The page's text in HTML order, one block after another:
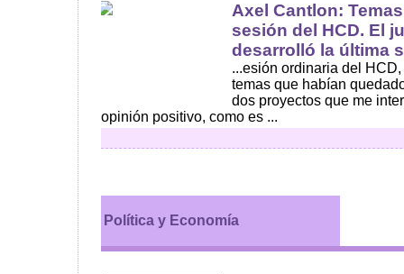
Axel Cantlon:
sesión del HCD. El
desarrolló la última
...esión ordinaria del
temas que habían
dos proyectos que me
opinión positivo, como es ...
Política y Economía